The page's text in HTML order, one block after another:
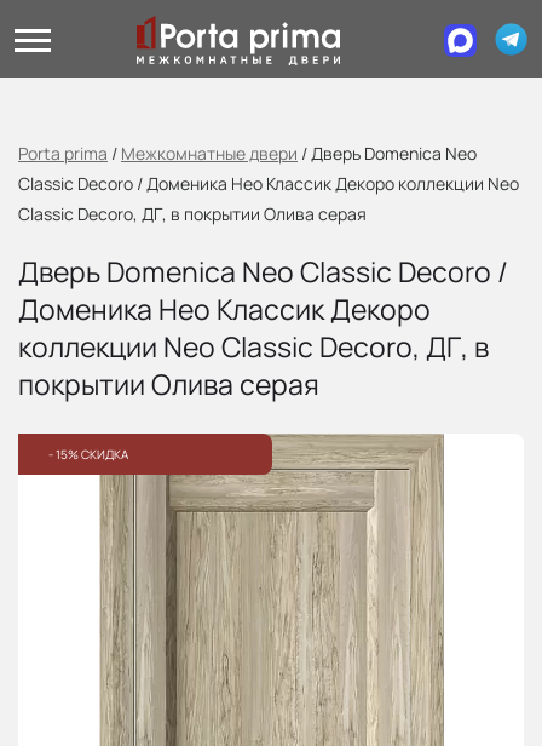
Porta prima / Межкомнатные двери /Дверь Domenica Neo
Classic Decoro / Доменика Нео Классик Декоро коллекции Neo
Classic Decoro, ДГ, в покрытии Олива серая
Дверь Domenica Neo Classic Decoro /
Доменика Нео Классик Декоро
коллекции Neo Classic Decoro, ДГ, в
покрытии Олива серая
- 15% СКИДКА